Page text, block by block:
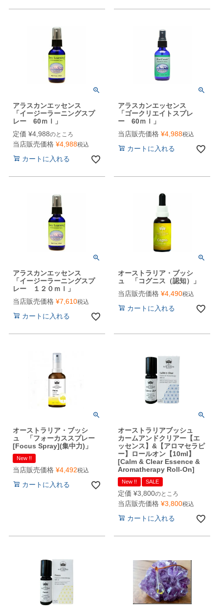
アラスカンエッセンス
「イージーラーニングスプ
レー 60ｍｌ」
定価 ¥4,988のところ
当店販売価格 ¥4,988税込
カートに入れる
アラスカンエッセンス
「ゴークリエイトスプレ
ー 60ｍｌ」
当店販売価格 ¥4,988税込
カートに入れる
アラスカンエッセンス
「イージーラーニングスプ
レー １２０ｍｌ」
当店販売価格 ¥7,610税込
カートに入れる
オーストラリア・ブッシ
ュ 「コグニス（認知）」
当店販売価格 ¥4,490税込
カートに入れる
オーストラリア・ブッシ
ュ 「フォーカススプレー
[Focus Spray](集中力)」
New !!
当店販売価格 ¥4,492税込
カートに入れる
オーストラリアブッシュ
カームアンドクリアー【エ
ッセンス】&【アロマセラピ
ー】ロールオン【10ml】
[Calm & Clear Essence &
Aromatherapy Roll-On]
New !! SALE
定価 ¥3,800のところ
当店販売価格 ¥3,800税込
カートに入れる